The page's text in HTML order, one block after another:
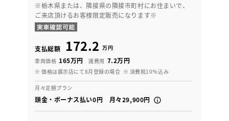
※栃木県または、隣接県の隣接市町村にお住まいで、
ご来店頂けるお客様限定販売になります※
支払総額 172.2 万円
車両価格 165万円 諸費用 7.2万円
※ 価格は展示店にて8月登録の場合 ※ 消費税10％込み
月々定額プラン
頭金・ボーナス払い0円 月々29,900円